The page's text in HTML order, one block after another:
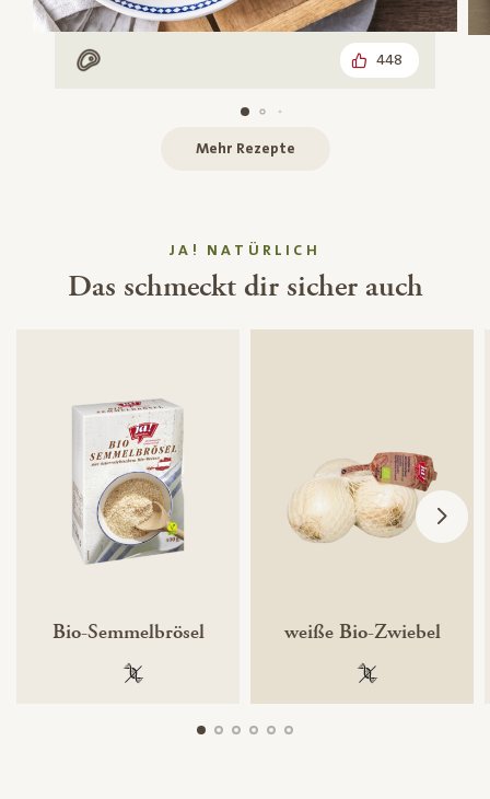
Mit Fleisch 448
Mehr Rezepte
JA! NATÜRLICH
Das schmeckt dir sicher auch
Bio-Semmelbrösel
100 % gentechnikfrei
weiße Bio-Zwiebel
100 %